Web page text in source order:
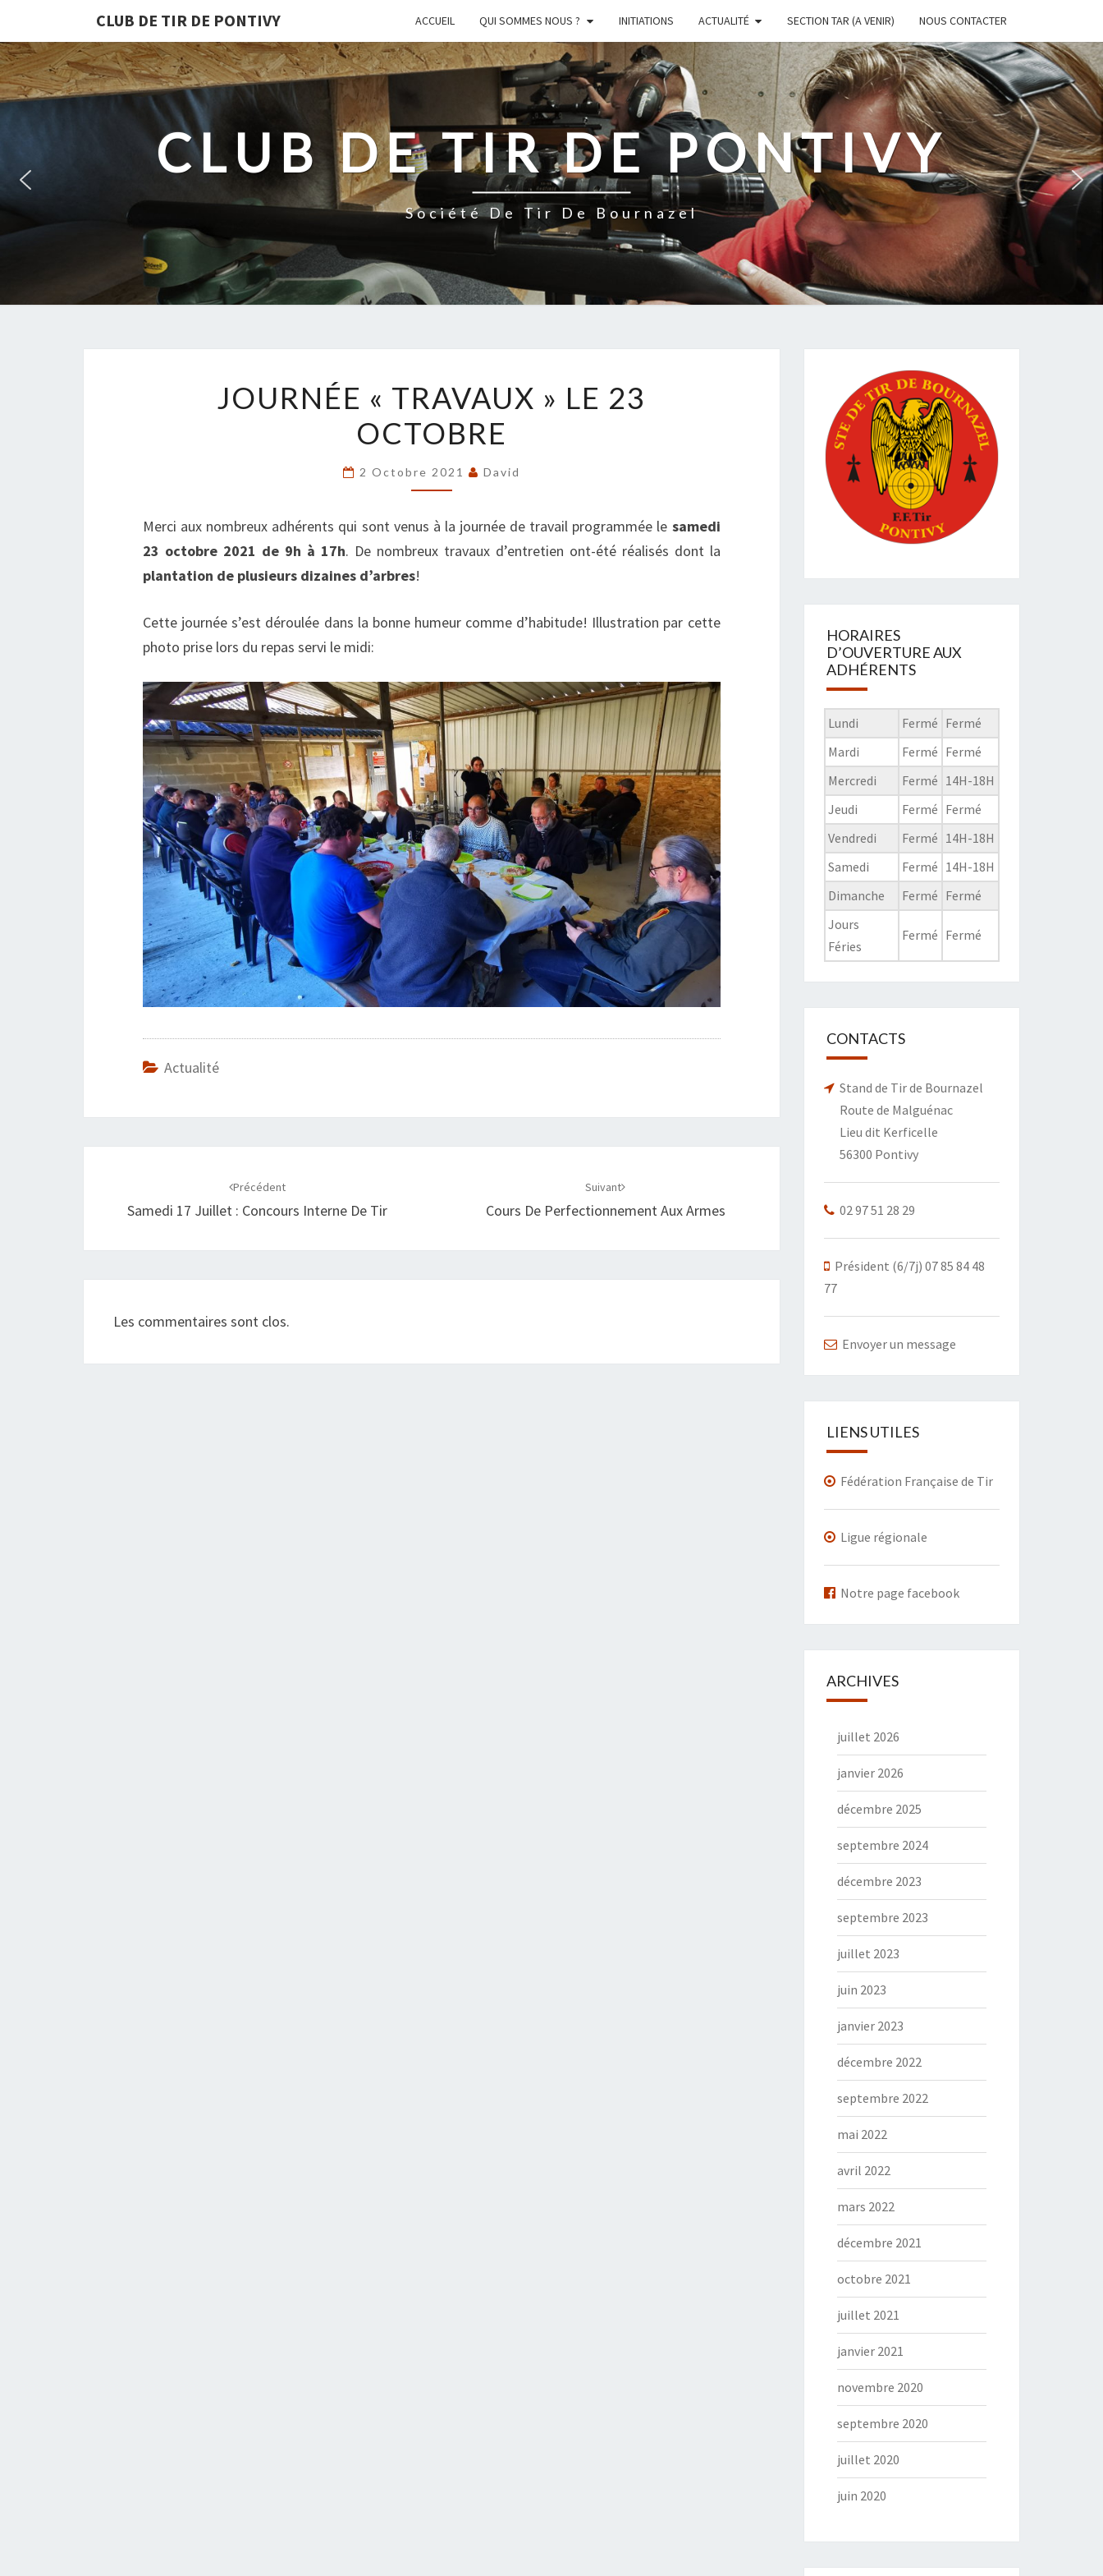
CLUB DE TIR DE PONTIVY ACCUEIL QUI SOMMES NOUS ? INITIATIONS ACTUALITÉ SECTION TAR (A VENIR) NOUS CONTACTER
CLUB DE TIR DE PONTIVY
Société De Tir De Bournazel
« TRAVAUX »
LE
23
OCTOBRE
JOURNÉE « TRAVAUX » LE 23
OCTOBRE
2 Octobre 2021 David
Merci aux nombreux adhérents qui sont venus à la journée de travail programmée le samedi
23 octobre 2021 de 9h à 17h. De nombreux travaux d’entretien ont-été réalisés dont la
plantation de plusieurs dizaines d’arbres!
Cette journée s’est déroulée dans la bonne humeur comme d’habitude! Illustration par cette
photo prise lors du repas servi le midi:
Actualité
Précédent
Samedi 17 Juillet : Concours Interne De Tir
Suivant
Cours De Perfectionnement Aux Armes
Les commentaires sont clos.
HORAIRES
D’OUVERTURE AUX
ADHÉRENTS
Lundi Fermé Fermé
Mardi
Fermé Fermé
Mercredi
Fermé 14H-18H
Jeudi
Fermé Fermé
Vendredi
Fermé 14H-18H
Samedi
Fermé 14H-18H
Dimanche
Fermé Fermé
Jours
Féries
Fermé Fermé
CONTACTS
Stand de Tir de Bournazel
Route de Malguénac
Lieu dit Kerficelle
56300 Pontivy
02 97 51 28 29
Président (6/7j) 07 85 84 48
77
Envoyer un message
LIENS UTILES
Fédération Française de Tir
Ligue régionale
Notre page facebook
ARCHIVES
juillet 2026
janvier 2026
décembre 2025
septembre 2024
décembre 2023
septembre 2023
juillet 2023
juin 2023
janvier 2023
décembre 2022
septembre 2022
mai 2022
avril 2022
mars 2022
décembre 2021
octobre 2021
juillet 2021
janvier 2021
novembre 2020
septembre 2020
juillet 2020
juin 2020